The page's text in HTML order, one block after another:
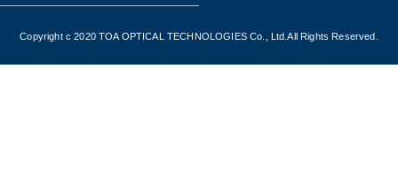
Copyright c 2020 TOA OPTICAL TECHNOLOGIES Co., Ltd.All Rights Reserved.